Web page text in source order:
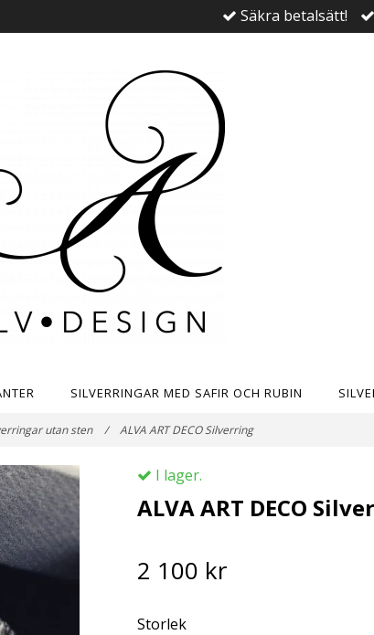
Säkra betalsätt!
SILVERRINGAR MED SAFIR OCH RUBIN
utan sten / ALVA ART DECO Silverring
I lager.
ALVA ART DECO
2 100 kr
Storlek